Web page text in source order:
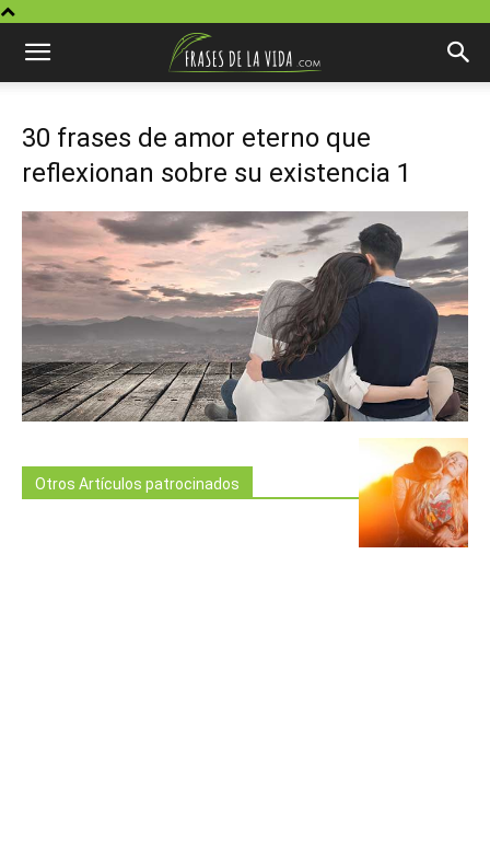
30 frases de amor eterno que
reflexionan sobre su existencia 1
Otros Artículos patrocinados